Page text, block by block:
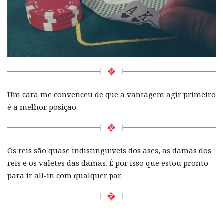
Um cara me convenceu de que a vantagem agir primeiro
é a melhor posição.
Os reis são quase indistinguíveis dos ases, as damas dos
reis e os valetes das damas. É por isso que estou pronto
para ir all-in com qualquer par.